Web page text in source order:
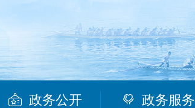
政务公开 政务服务